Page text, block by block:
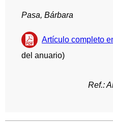
Pasa, Bárbara
Artículo completo
del anuario)
Ref.: